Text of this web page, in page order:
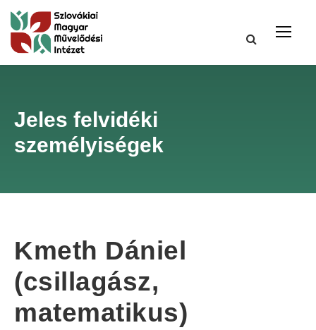
Jeles felvidéki
személyiségek
Kmeth Dániel
(csillagász,
matematikus)